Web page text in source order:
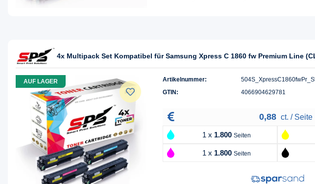
4x Multipack Set Kompatibel für Samsung Xpress C 1860 fw Premium Line
AUF LAGER Artikelnummer:
GTIN:
4066904629781
0,88 ct. / Seite
1 x 1.800 Seiten
1 x 1.800 Seiten